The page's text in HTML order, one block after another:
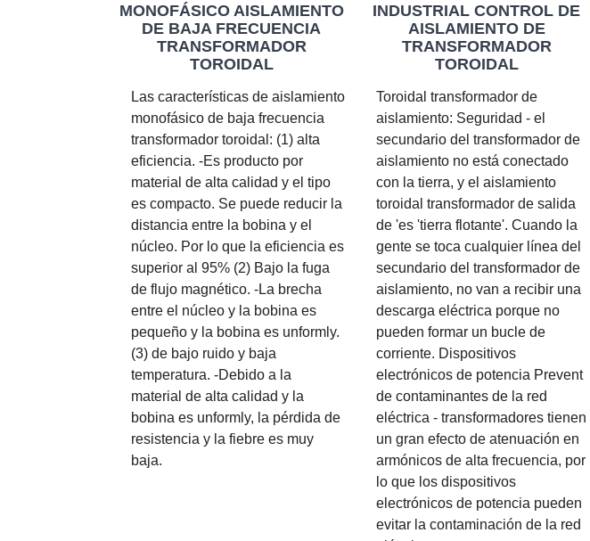
MONOFÁSICO AISLAMIENTO
DE BAJA FRECUENCIA
TRANSFORMADOR
TOROIDAL
Las características de aislamiento
monofásico de baja frecuencia
transformador toroidal: (1) alta
eficiencia. -Es producto por
material de alta calidad y el tipo
es compacto. Se puede reducir la
distancia entre la bobina y el
núcleo. Por lo que la eficiencia es
superior al 95% (2) Bajo la fuga
de flujo magnético. -La brecha
entre el núcleo y la bobina es
pequeño y la bobina es unformly.
(3) de bajo ruido y baja
temperatura. -Debido a la
material de alta calidad y la
bobina es unformly, la pérdida de
resistencia y la fiebre es muy
baja.
INDUSTRIAL CONTROL DE
AISLAMIENTO DE
TRANSFORMADOR
TOROIDAL
Toroidal transformador de
aislamiento: Seguridad - el
secundario del transformador de
aislamiento no está conectado
con la tierra, y el aislamiento
toroidal transformador de salida
de 'es 'tierra flotante'. Cuando la
gente se toca cualquier línea del
secundario del transformador de
aislamiento, no van a recibir una
descarga eléctrica porque no
pueden formar un bucle de
corriente. Dispositivos
electrónicos de potencia Prevent
de contaminantes de la red
eléctrica - transformadores tienen
un gran efecto de atenuación en
armónicos de alta frecuencia, por
lo que los dispositivos
electrónicos de potencia pueden
evitar la contaminación de la red